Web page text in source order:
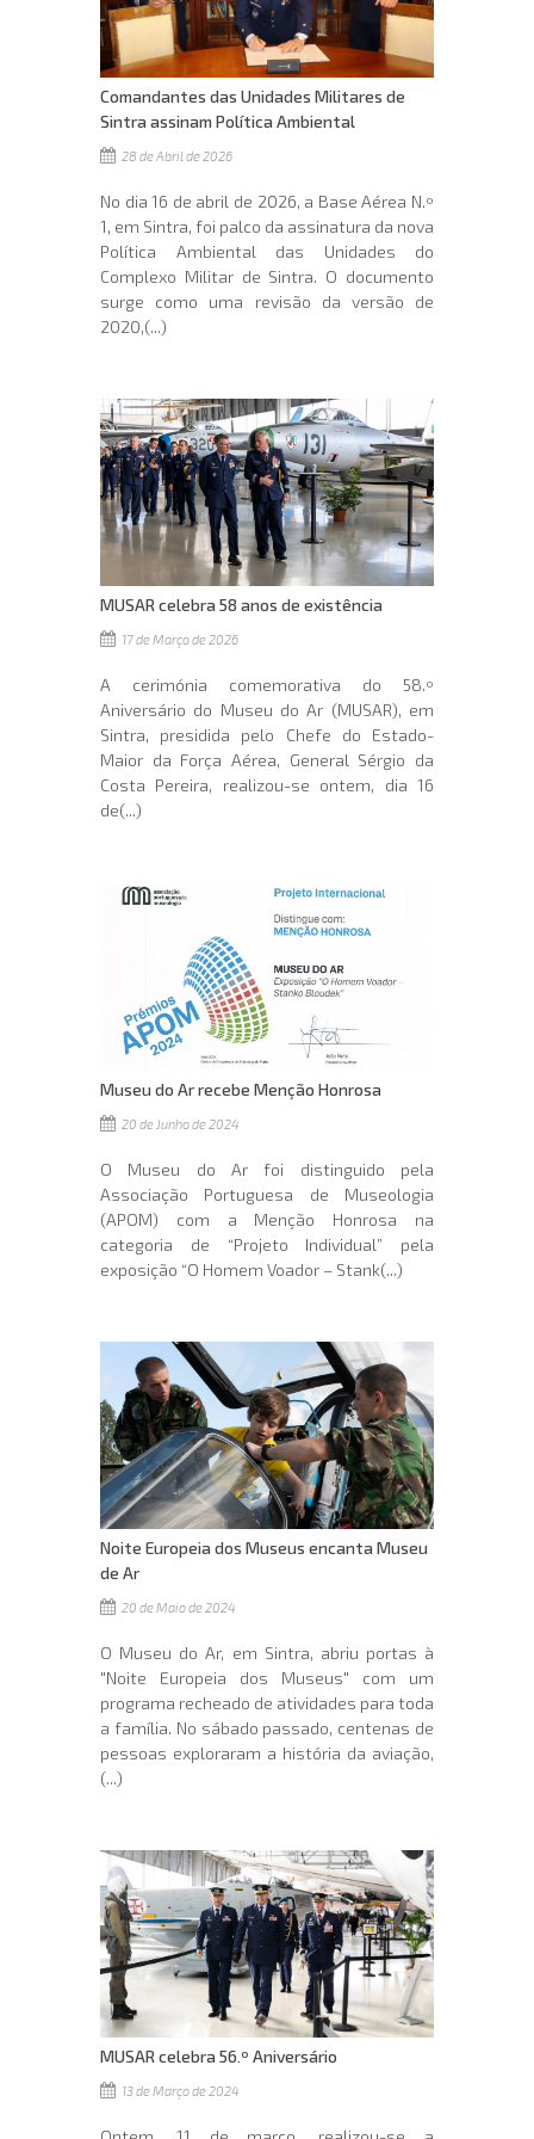
Comandantes das Unidades Militares de
Sintra assinam Política Ambiental
28 de Abril de 2026
No dia 16 de abril de 2026, a Base Aérea N.º
1, em Sintra, foi palco da assinatura da nova
Política Ambiental das Unidades do
Complexo Militar de Sintra. O documento
surge como uma revisão da versão de
2020,(...)
MUSAR celebra 58 anos de existência
17 de Março de 2026
A cerimónia comemorativa do 58.º
Aniversário do Museu do Ar (MUSAR), em
Sintra, presidida pelo Chefe do Estado-
Maior da Força Aérea, General Sérgio da
Costa Pereira, realizou-se ontem, dia 16
de(...)
Museu do Ar recebe Menção Honrosa
20 de Junho de 2024
O Museu do Ar foi distinguido pela
Associação Portuguesa de Museologia
(APOM) com a Menção Honrosa na
categoria de “Projeto Individual” pela
exposição “O Homem Voador – Stank(...)
Noite Europeia dos Museus encanta Museu
de Ar
20 de Maio de 2024
O Museu do Ar, em Sintra, abriu portas à
"Noite Europeia dos Museus" com um
programa recheado de atividades para toda
a família. No sábado passado, centenas de
pessoas exploraram a história da aviação,
(...)
MUSAR celebra 56.º Aniversário
13 de Março de 2024